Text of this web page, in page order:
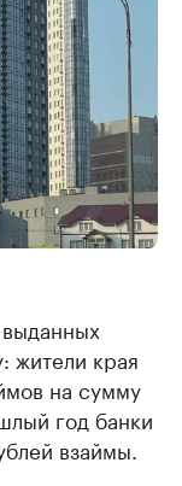
жители края
на сумму
год банки
взаймы.